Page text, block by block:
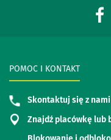
POMOC I KONTAKT
Skontaktuj się z nami
Znajdź placówkę lub